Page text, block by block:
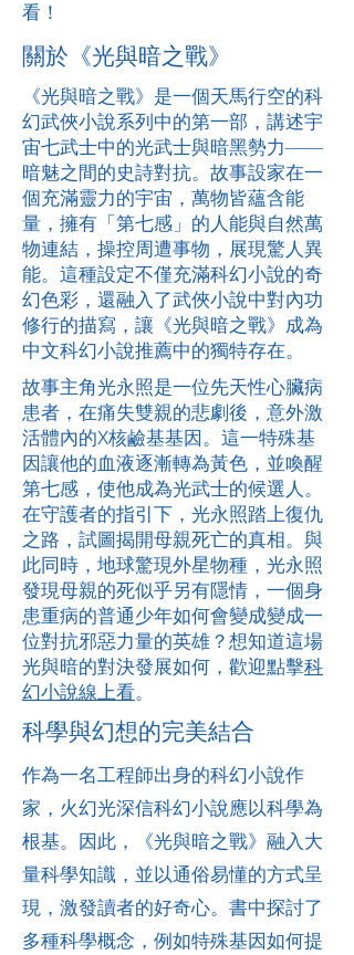
看！
關於《光與暗之戰》
《光與暗之戰》是一個天馬行空的科
幻武俠小說系列中的第一部，講述宇
宙七武士中的光武士與暗黑勢力——
暗魅之間的史詩對抗。故事設家在一
個充滿靈力的宇宙，萬物皆蘊含能
量，擁有「第七感」的人能與自然萬
物連結，操控周遭事物，展現驚人異
能。這種設定不僅充滿科幻小說的奇
幻色彩，還融入了武俠小說中對內功
修行的描寫，讓《光與暗之戰》成為
中文科幻小說推薦中的獨特存在。
故事主角光永照是一位先天性心臟病
患者，在痛失雙親的悲劇後，意外激
活體內的X核鹼基基因。這一特殊基
因讓他的血液逐漸轉為黃色，並喚醒
第七感，使他成為光武士的候選人。
在守護者的指引下，光永照踏上復仇
之路，試圖揭開母親死亡的真相。與
此同時，地球驚現外星物種，光永照
發現母親的死似乎另有隱情，一個身
患重病的普通少年如何會變成變成一
位對抗邪惡力量的英雄？想知道這場
光與暗的對決發展如何，歡迎點擊科
幻小說線上看。
科學與幻想的完美結合
作為一名工程師出身的科幻小說作
家，火幻光深信科幻小說應以科學為
根基。因此，《光與暗之戰》融入大
量科學知識，並以通俗易懂的方式呈
現，激發讀者的好奇心。書中探討了
多種科學概念，例如特殊基因如何提